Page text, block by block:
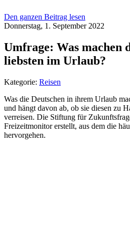
Den ganzen Beitrag lesen
Donnerstag, 1. September 2022
Umfrage: Was machen
liebsten im Urlaub?
Kategorie: Reisen
Was die Deutschen in ihrem Urlaub
und hängt davon ab, ob sie diesen zu
verreisen. Die Stiftung für
Freizeitmonitor erstellt, aus dem die
hervorgehen.